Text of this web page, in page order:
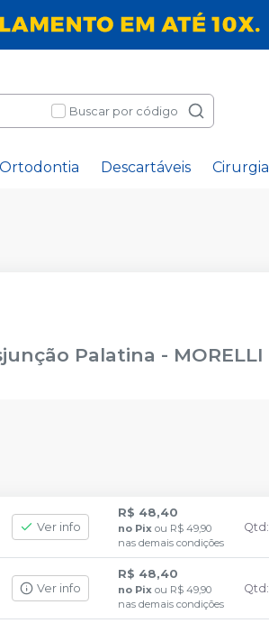
Buscar por código
Ortodontia Descartáveis Cirurgia
Palatina - MORELLI
Ver info
R$ 48,40
no Pix ou R$ 49,90
nas demais condições
Qtd :
Ver info
R$ 48,40
no Pix ou R$ 49,90
nas demais condições
Qtd :